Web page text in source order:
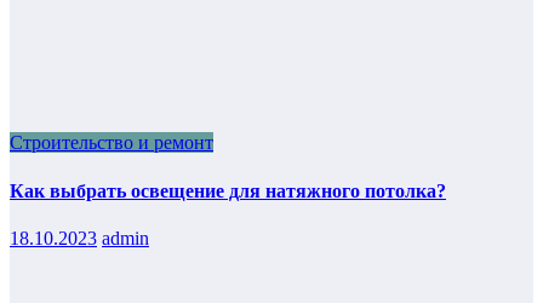
Строительство и ремонт
Как выбрать освещение для натяжного потолка?
18.10.2023 admin